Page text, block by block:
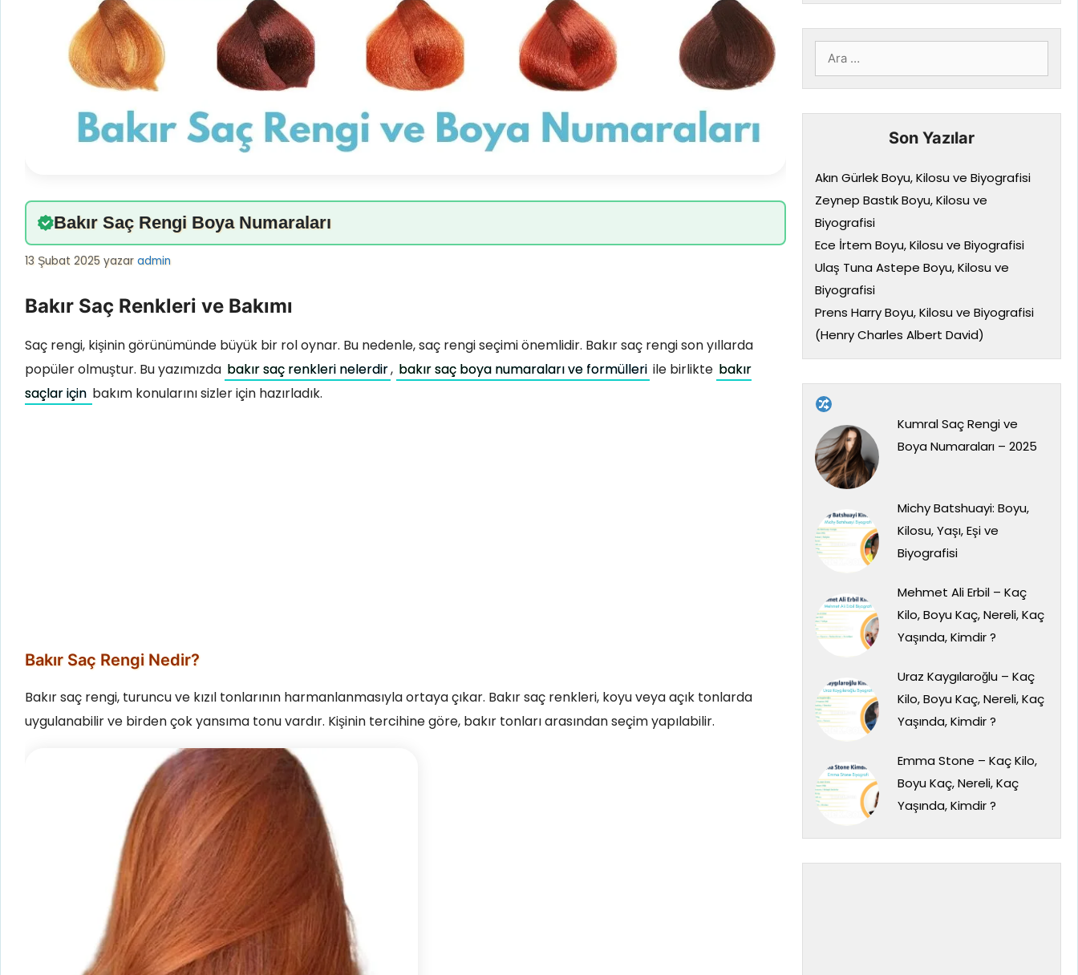
Bakır Saç Rengi Boya Numaraları
13 Şubat 2025 yazar admin
Bakır Saç Renkleri ve Bakımı
Saç rengi, kişinin görünümünde büyük bir rol oynar. Bu nedenle, saç rengi seçimi önemlidir. Bakır saç rengi son yıllarda
popüler olmuştur. Bu yazımızda bakır saç renkleri nelerdir, bakır saç boya numaraları ve formülleri ile birlikte bakır
saçlar için bakım konularını sizler için hazırladık.
Bakır Saç Rengi Nedir?
Bakır saç rengi, turuncu ve kızıl tonlarının harmanlanmasıyla ortaya çıkar. Bakır saç renkleri, koyu veya açık tonlarda
uygulanabilir ve birden çok yansıma tonu vardır. Kişinin tercihine göre, bakır tonları arasından seçim yapılabilir.
için
ara
Son Yazılar
Akın Gürlek Boyu, Kilosu ve Biyografisi
Zeynep Bastık Boyu, Kilosu ve
Biyografisi
Ece İrtem Boyu, Kilosu ve Biyografisi
Ulaş Tuna Astepe Boyu, Kilosu ve
Biyografisi
Prens Harry Boyu, Kilosu ve Biyografisi
(Henry Charles Albert David)
Kumral Saç Rengi ve
Boya Numaraları – 2025
Michy Batshuayi: Boyu,
Kilosu, Yaşı, Eşi ve
Biyografisi
Mehmet Ali Erbil – Kaç
Kilo, Boyu Kaç, Nereli, Kaç
Yaşında, Kimdir ?
Uraz Kaygılaroğlu – Kaç
Kilo, Boyu Kaç, Nereli, Kaç
Yaşında, Kimdir ?
Emma Stone – Kaç Kilo,
Boyu Kaç, Nereli, Kaç
Yaşında, Kimdir ?